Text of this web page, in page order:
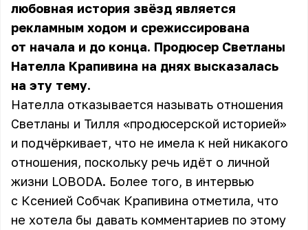
любовная история звёзд является
рекламным ходом и срежиссирована
от начала и до конца. Продюсер Светланы
Нателла Крапивина на днях высказалась
на эту тему.
Нателла отказывается называть отношения
Светланы и Тилля «продюсерской историей»
и подчёркивает, что не имела к ней никакого
отношения, поскольку речь идёт о личной
жизни LOBODA. Более того, в интервью
с Ксенией Собчак Крапивина отметила, что
не хотела бы давать комментариев по этому